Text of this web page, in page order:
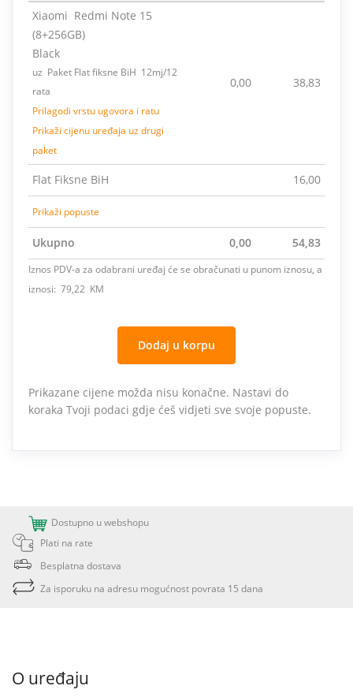
Xiaomi Redmi Note 15
(8+256GB)
Black
uz Paket Flat fiksne BiH 12mj/12
rata
Prilagodi vrstu ugovora i ratu
Prikaži cijenu uređaja uz drugi
paket
0,00 38,83
Flat Fiksne BiH 16,00
Prikaži popuste
Ukupno 0,00 54,83
Iznos PDV-a za odabrani uređaj će se obračunati u punom iznosu, a
iznosi: 79,22 KM
Dodaj u korpu
Prikazane cijene možda nisu konačne. Nastavi do
koraka Tvoji podaci gdje ćeš vidjeti sve svoje popuste.
Dostupno u webshopu
Plati na rate
Besplatna dostava
Za isporuku na adresu mogućnost povrata 15 dana
O uređaju